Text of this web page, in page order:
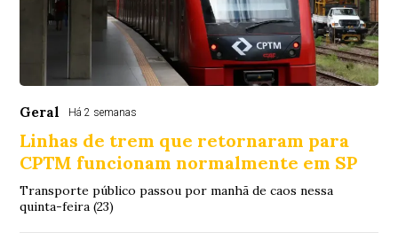
Geral Há 2 semanas
Linhas de trem que retornaram para
CPTM funcionam normalmente em SP
Transporte público passou por manhã de caos nessa
quinta-feira (23)